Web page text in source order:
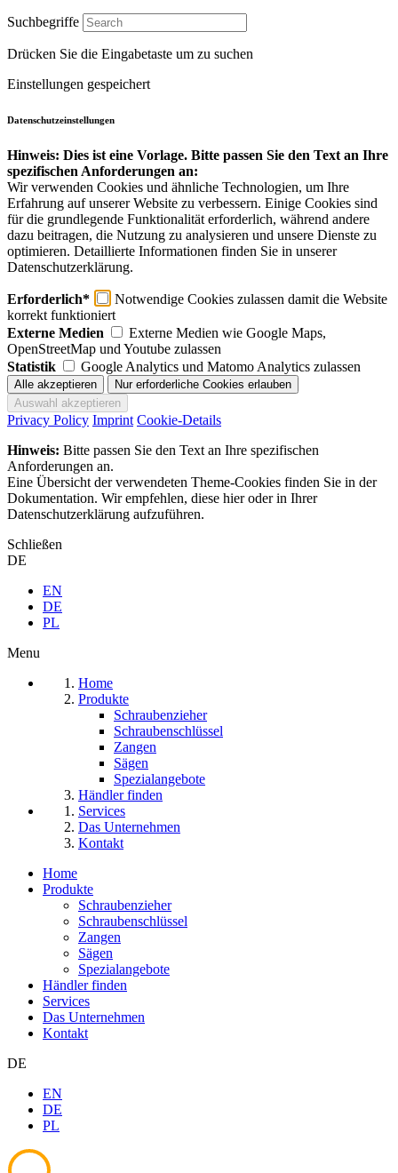
Suchbegriffe
Drücken Sie die Eingabetaste um zu suchen
Einstellungen gespeichert
Datenschutzeinstellungen
Hinweis: Dies ist eine Vorlage. Bitte passen Sie den Text an Ihre
spezifischen Anforderungen an:
Wir verwenden Cookies und ähnliche Technologien, um Ihre
Erfahrung auf unserer Website zu verbessern. Einige Cookies sind
für die grundlegende Funktionalität erforderlich, während andere
dazu beitragen, die Nutzung zu analysieren und unsere Dienste zu
optimieren. Detaillierte Informationen finden Sie in unserer
Datenschutzerklärung.
Erforderlich*
Notwendige Cookies zulassen damit die Website
korrekt funktioniert
Externe Medien
Externe Medien wie Google Maps,
OpenStreetMap und Youtube zulassen
Statistik
Google Analytics und Matomo Analytics zulassen
Privacy Policy Imprint Cookie-Details
Hinweis: Bitte passen Sie den Text an Ihre spezifischen
Anforderungen an.
Eine Übersicht der verwendeten Theme-Cookies finden Sie in der
Dokumentation. Wir empfehlen, diese hier oder in Ihrer
Datenschutzerklärung aufzuführen.
Schließen
DE
EN
DE
PL
Menu
Home
Produkte
Schraubenzieher
Schraubenschlüssel
Zangen
Sägen
Spezialangebote
Händler finden
Services
Das Unternehmen
Kontakt
Home
Produkte
Schraubenzieher
Schraubenschlüssel
Zangen
Sägen
Spezialangebote
Händler finden
Services
Das Unternehmen
Kontakt
DE
EN
DE
PL